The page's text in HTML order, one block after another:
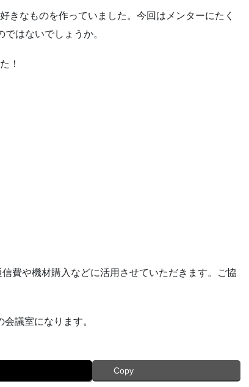
きなものを作っていました。今回はメンターにたく
はないでしょうか。
！
費や機材購入などに活用させていただきます。ご協
議室になります。
Copy